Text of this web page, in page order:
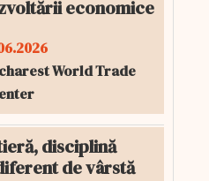
economice
World Trade
disciplină
de vârstă